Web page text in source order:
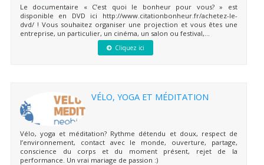
Le documentaire « C’est quoi le bonheur pour vous? » est
disponible en DVD ici http://www.citationbonheur.fr/achetez-le-
dvd/ ! Vous souhaitez organiser une projection et vous êtes une
entreprise, un particulier, un cinéma, un salon ou festival,...
Cliquez ici
VÉLO, YOGA ET MÉDITATION
Vélo, yoga et méditation? Rythme détendu et doux, respect de
l’environnement, contact avec le monde, ouverture, partage,
conscience du corps et du moment présent, rejet de la
performance. Un vrai mariage de passion :)